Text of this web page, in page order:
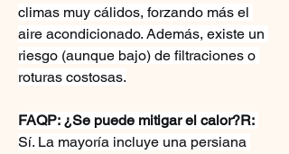
climas muy cálidos, forzando más el
aire acondicionado. Además, existe un
riesgo (aunque bajo) de filtraciones o
roturas costosas.
FAQP: ¿Se puede mitigar el calor?R:
Sí. La mayoría incluye una persiana